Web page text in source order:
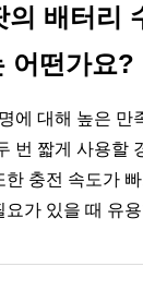
의 배터리
어떤가요?
에 대해 높은 만
번 짧게 사용할
한 충전 속도가
요가 있을 때 유